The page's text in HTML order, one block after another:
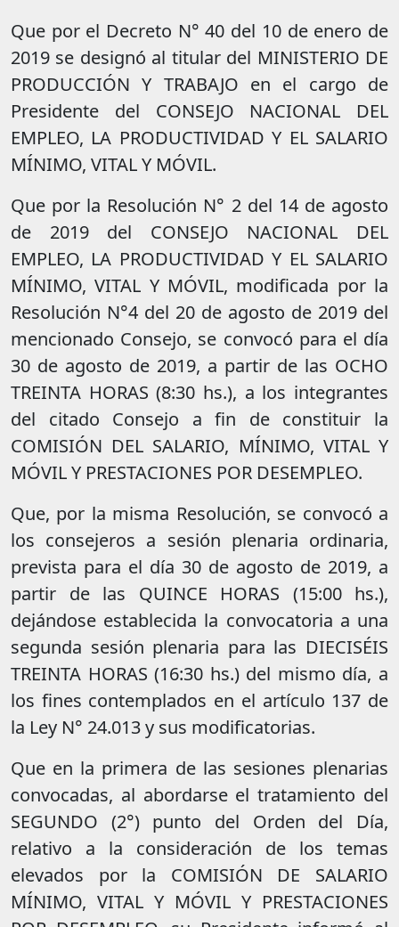
Que por el Decreto N° 40 del 10 de enero de
2019 se designó al titular del MINISTERIO DE
PRODUCCIÓN Y TRABAJO en el cargo de
Presidente del CONSEJO NACIONAL DEL
EMPLEO, LA PRODUCTIVIDAD Y EL SALARIO
MÍNIMO, VITAL Y MÓVIL.
Que por la Resolución N° 2 del 14 de agosto
de 2019 del CONSEJO NACIONAL DEL
EMPLEO, LA PRODUCTIVIDAD Y EL SALARIO
MÍNIMO, VITAL Y MÓVIL, modificada por la
Resolución N°4 del 20 de agosto de 2019 del
mencionado Consejo, se convocó para el día
30 de agosto de 2019, a partir de las OCHO
TREINTA HORAS (8:30 hs.), a los integrantes
del citado Consejo a fin de constituir la
COMISIÓN DEL SALARIO, MÍNIMO, VITAL Y
MÓVIL Y PRESTACIONES POR DESEMPLEO.
Que, por la misma Resolución, se convocó a
los consejeros a sesión plenaria ordinaria,
prevista para el día 30 de agosto de 2019, a
partir de las QUINCE HORAS (15:00 hs.),
dejándose establecida la convocatoria a una
segunda sesión plenaria para las DIECISÉIS
TREINTA HORAS (16:30 hs.) del mismo día, a
los fines contemplados en el artículo 137 de
la Ley N° 24.013 y sus modificatorias.
Que en la primera de las sesiones plenarias
convocadas, al abordarse el tratamiento del
SEGUNDO (2°) punto del Orden del Día,
relativo a la consideración de los temas
elevados por la COMISIÓN DE SALARIO
MÍNIMO, VITAL Y MÓVIL Y PRESTACIONES